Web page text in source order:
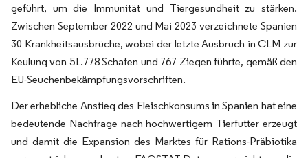
geführt, um die Immunität und Tiergesundheit zu stärken.
Zwischen September 2022 und Mai 2023 verzeichnete Spanien
30 Krankheitsausbrüche, wobei der letzte Ausbruch in CLM zur
Keulung von 51.778 Schafen und 767 Ziegen führte, gemäß den
EU-Seuchenbekämpfungsvorschriften.
Der erhebliche Anstieg des Fleischkonsums in Spanien hat eine
bedeutende Nachfrage nach hochwertigem Tierfutter erzeugt
und damit die Expansion des Marktes für Rations-Präbiotika